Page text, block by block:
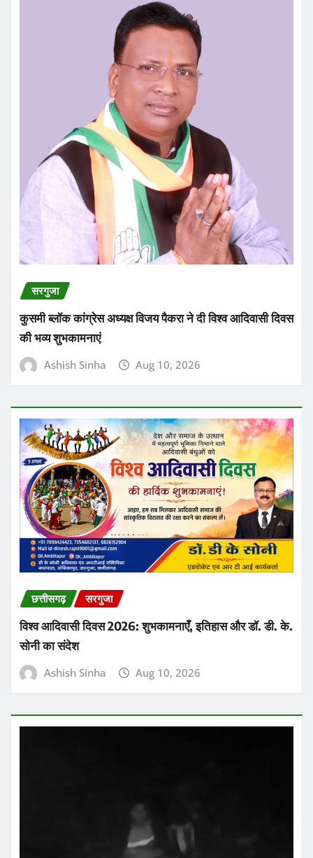
सरगुजा
कुसमी ब्लॉक कांग्रेस अध्यक्ष विजय पैकरा ने दी विश्व आदिवासी दिवस
की भव्य शुभकामनाएं
Ashish Sinha Aug 10, 2026
छत्तीसगढ़ सरगुजा
विश्व आदिवासी दिवस 2026: शुभकामनाएँ, इतिहास और डॉ. डी. के.
सोनी का संदेश
Ashish Sinha Aug 10, 2026